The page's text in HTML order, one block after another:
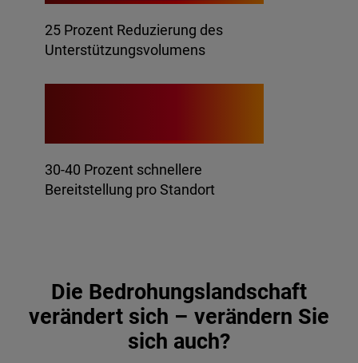
25 Prozent Reduzierung des
Unterstützungsvolumens
30-40 Prozent schnellere
Bereitstellung pro Standort
Die Bedrohungslandschaft
verändert sich – verändern Sie
sich auch?